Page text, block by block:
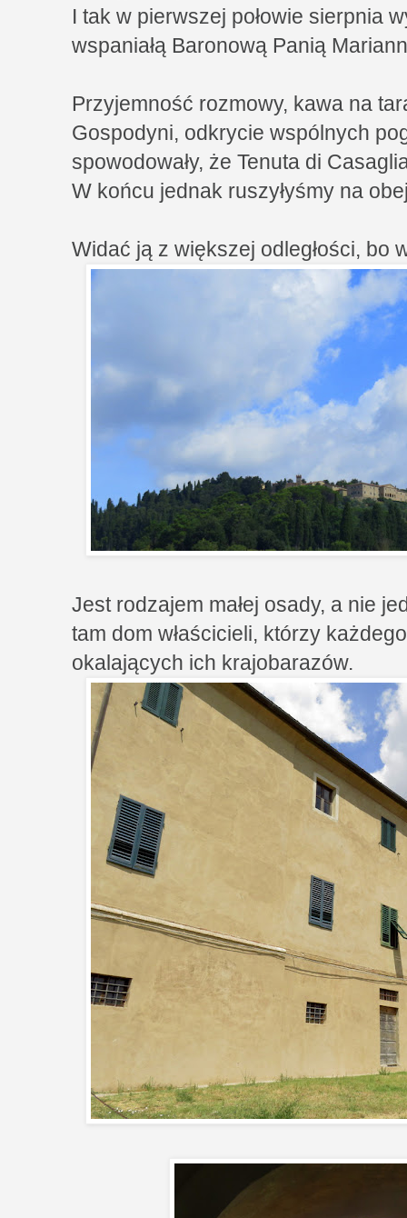
I tak w pierwszej połowie sierpnia
wspaniałą Baronową Panią
Przyjemność rozmowy, kawa na
Gospodyni, odkrycie wspólnych
spowodowały, że Tenuta di
W końcu jednak ruszyłyśmy na
Widać ją z większej odległości, bo
Jest rodzajem małej osady, a nie
tam dom właścicieli, którzy
okalających ich krajobarazów.